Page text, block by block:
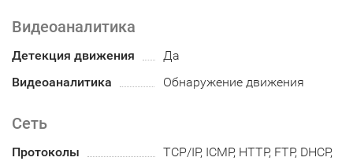
Видеоаналитика
Детекция движения
Да
Видеоаналитика
Обнаружение движения
Сеть
Протоколы
TCP/IP, ICMP, HTTP, FTP, DHCP,